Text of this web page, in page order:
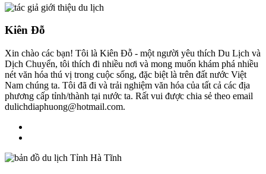
Kiên Đỗ
Xin chào các bạn! Tôi là Kiên Đỗ - một người yêu thích Du Lịch và
Dịch Chuyển, tôi thích đi nhiều nơi và mong muốn khám phá nhiều
nét văn hóa thú vị trong cuộc sống, đặc biệt là trên đất nước Việt
Nam chúng ta. Tôi đã đi và trải nghiệm văn hóa của tất cả các địa
phương cấp tỉnh/thành tại nước ta. Rất vui được chia sẻ theo email
dulichdiaphuong@hotmail.com.